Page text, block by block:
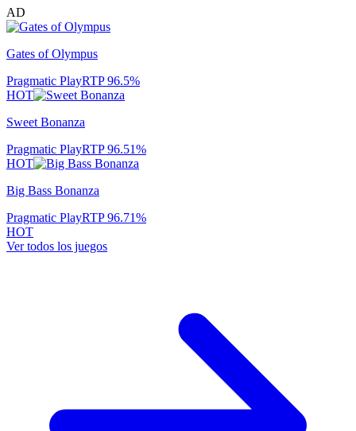
AD
Gates of Olympus
Pragmatic PlayRTP96.5%
HOT
Sweet Bonanza
Pragmatic PlayRTP96.51%
HOT
Big Bass Bonanza
Pragmatic PlayRTP96.71%
HOT
Ver todos los juegos